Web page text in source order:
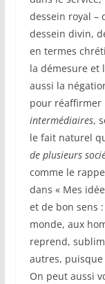
dessein royal –
dessein divin,
en termes
la démesure et
aussi la
pour réaffirmer
intermédiaires,
le fait naturel
de plusieurs
comme le
dans « Mes
et de bon sens
monde, aux
reprend,
autres,
On peut aussi